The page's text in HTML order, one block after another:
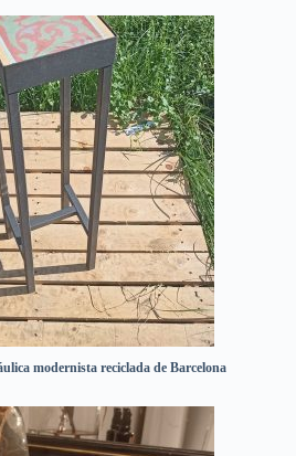
modernista reciclada de Barcelona